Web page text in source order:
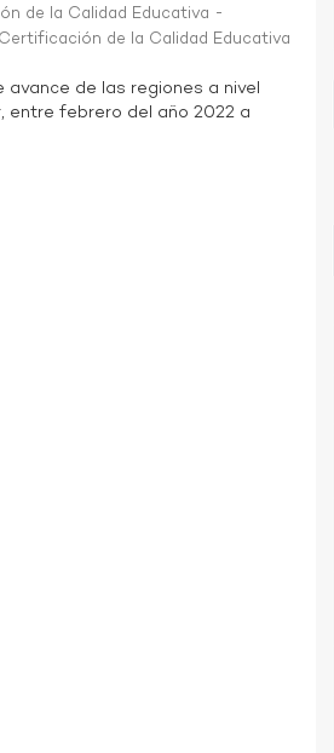
de la Calidad Educativa -
de la Calidad Educativa
avance de las regiones a nivel
entre febrero del año 2022 a